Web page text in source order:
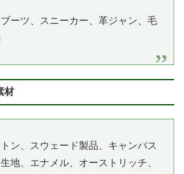
ーツ、スニーカー、革ジャン、毛
材
ン、スウェード製品、キャンバス
地、エナメル、オーストリッチ、